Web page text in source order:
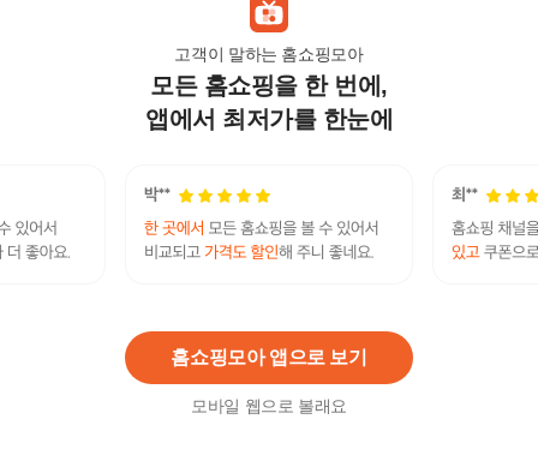
고객이 말하는 홈쇼핑모아
모든 홈쇼핑을 한 번에,
앱에서 최저가를 한눈에
홈쇼핑모아 앱으로 보기
모바일 웹으로 볼래요
바버 앰플 컨센트레이트 - 하이드라 플러스 (for 드
라이 dehydrated skin) 7x2ml
26,700 원
바버 앰플 컨센트레이트 리프트 익스프레스 7x2ml